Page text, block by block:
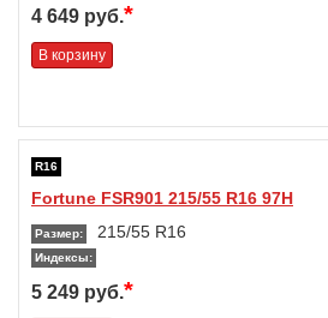
4 649 руб.*
В корзину
R16
Fortune FSR901 215/55 R16 97H
Размер: 215/55 R16
Индексы:
5 249 руб.*